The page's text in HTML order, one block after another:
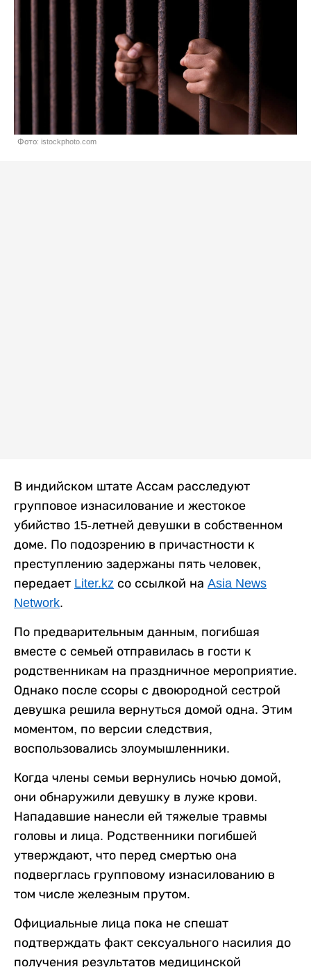
Фото: istockphoto.com
В индийском штате Ассам расследуют
групповое изнасилование и жестокое
убийство 15-летней девушки в собственном
доме. По подозрению в причастности к
преступлению задержаны пять человек,
передает Liter.kz со ссылкой на Asia News
Network.
По предварительным данным, погибшая
вместе с семьей отправилась в гости к
родственникам на праздничное мероприятие.
Однако после ссоры с двоюродной сестрой
девушка решила вернуться домой одна. Этим
моментом, по версии следствия,
воспользовались злоумышленники.
Когда члены семьи вернулись ночью домой,
они обнаружили девушку в луже крови.
Нападавшие нанесли ей тяжелые травмы
головы и лица. Родственники погибшей
утверждают, что перед смертью она
подверглась групповому изнасилованию в
том числе железным прутом.
Официальные лица пока не спешат
подтверждать факт сексуального насилия до
получения результатов медицинской